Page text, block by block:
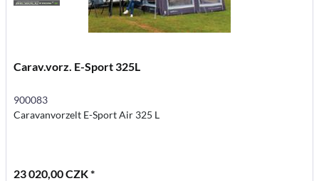
Carav.vorz. E-Sport 325L
900083
Caravanvorzelt E-Sport Air 325 L
23 020,00 CZK *